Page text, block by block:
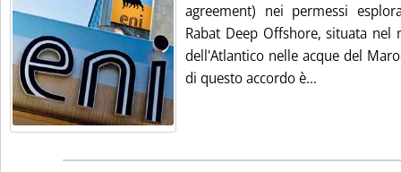
agreement) nei permessi
Rabat Deep Offshore, situata nel
dell'Atlantico nelle acque del
di questo accordo è...